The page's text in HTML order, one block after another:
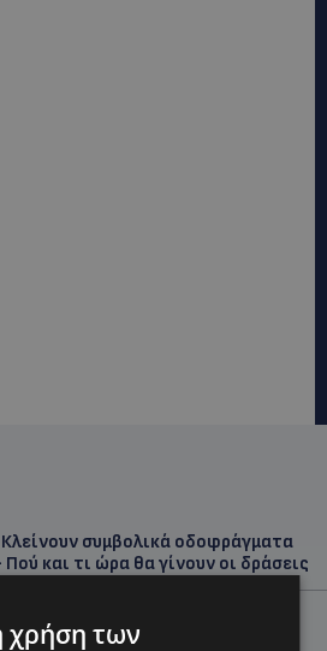
συμβολικά οδοφράγματα
και τι ώρα θα γίνουν οι δράσεις
χρήση των